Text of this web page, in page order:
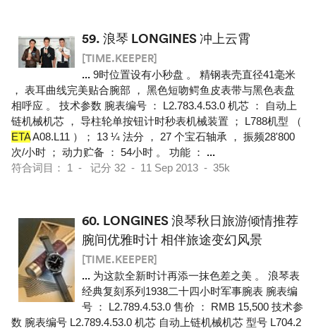
59. 浪琴 LONGINES 冲上云霄
[TIME.KEEPER]
... 9时位置设有小秒盘 。 精钢表壳直径41毫米
， 表耳曲线完美贴合腕部 ， 黑色短吻鳄鱼皮表带与黑色表盘
相呼应 。 技术参数 腕表编号 ： L2.783.4.53.0 机芯 ： 自动上
链机械机芯 ， 导柱轮单按钮计时秒表机械装置 ； L788机型 （
ETAA08.L11 ）； 13 ¼ 法分 ， 27 个宝石轴承 ， 振频28'800
次/小时 ； 动力贮备 ： 54小时 。 功能 ： ...
符合词目： 1 - 记分 32 - 11 Sep 2013 - 35k
60. LONGINES 浪琴秋日旅游倾情推荐
腕间优雅时计 相伴旅途变幻风景
[TIME.KEEPER]
... 为这款全新时计再添一抹色差之美 。 浪琴表
经典复刻系列1938二十四小时军事腕表 腕表编
号 ： L2.789.4.53.0 售价 ： RMB 15,500 技术参
数 腕表编号 L2.789.4.53.0 机芯 自动上链机械机芯 型号 L704.2